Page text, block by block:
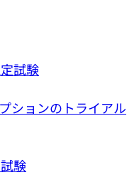
試験
ションのトライアル
験